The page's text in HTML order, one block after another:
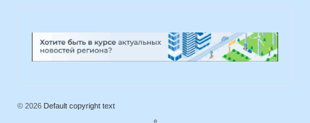
© 2026 Default copyright text